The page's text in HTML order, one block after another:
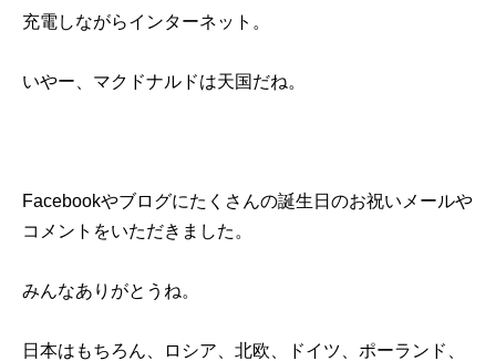
充電しながらインターネット。
いやー、マクドナルドは天国だね。
Facebookやブログにたくさんの誕生日のお祝いメールや
コメントをいただきました。
みんなありがとうね。
日本はもちろん、ロシア、北欧、ドイツ、ポーランド、